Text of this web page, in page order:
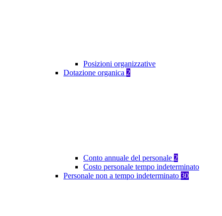
Posizioni organizzative
Dotazione organica 2
Conto annuale del personale 2
Costo personale tempo indeterminato
Personale non a tempo indeterminato 30